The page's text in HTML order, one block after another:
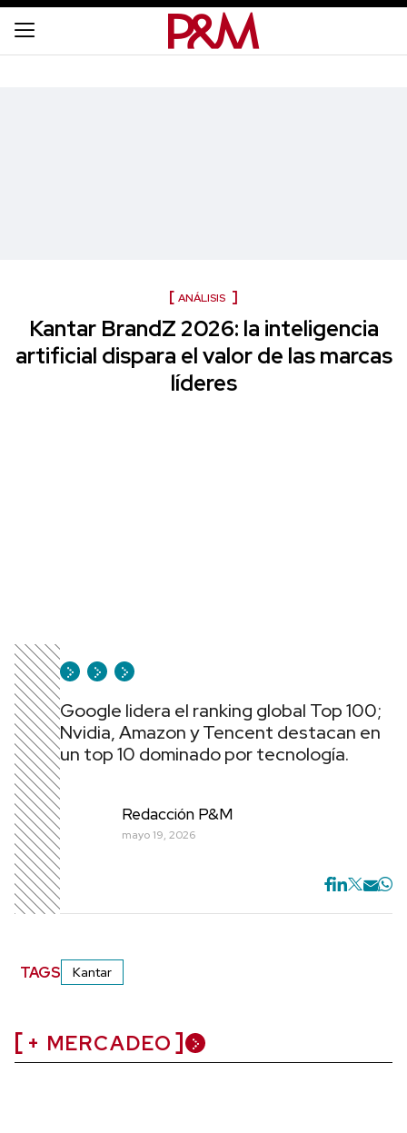
ANÁLISIS
Kantar BrandZ 2026: la inteligencia
artificial dispara el valor de las marcas
líderes
Google lidera el ranking global Top 100;
Nvidia, Amazon y Tencent destacan en
un top 10 dominado por tecnología.
Redacción P&M
mayo 19, 2026
TAGS Kantar
+ MERCADEO